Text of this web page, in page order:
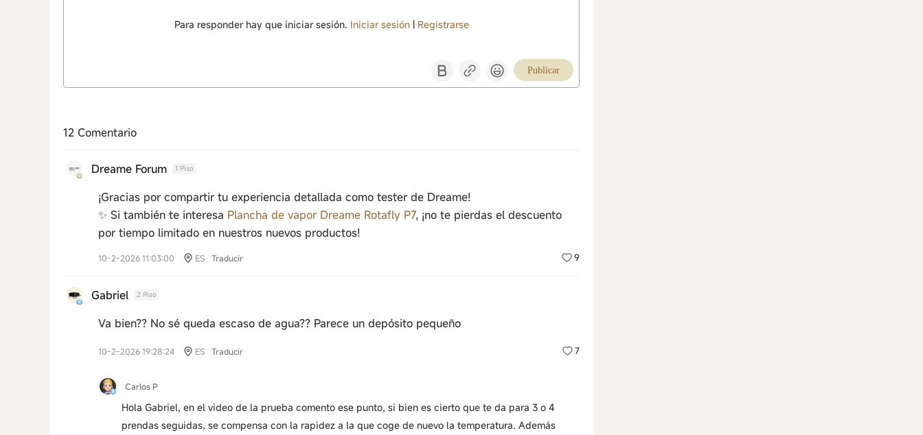
Para responder hay que iniciar sesión. Iniciar sesión| Registrarse
Publicar
12 Comentario
Dreame Forum 1 Piso
¡Gracias por compartir tu experiencia detallada como tester de Dreame!
✨ Si también te interesa Plancha de vapor Dreame Rotafly P7, ¡no te pierdas el descuento
por tiempo limitado en nuestros nuevos productos!
9
10-2-2026 11:03:00 ES Traducir
Gabriel 2 Piso
Va bien?? No sé queda escaso de agua?? Parece un depósito pequeño
7
10-2-2026 19:28:24 ES Traducir
Carlos P
Hola Gabriel, en el video de la prueba comento ese punto, si bien es cierto que te da para 3 o 4
prendas seguidas, se compensa con la rapidez a la que coge de nuevo la temperatura. Además